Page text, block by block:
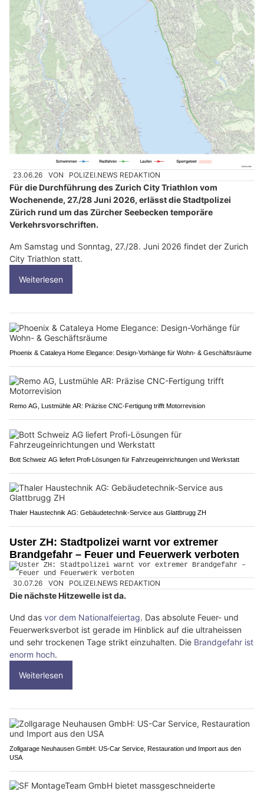
23.06.26 VON POLIZEI.NEWS REDAKTION
Für die Durchführung des Zurich City Triathlon vom
Wochenende, 27./28 Juni 2026, erlässt die Stadtpolizei
Zürich rund um das Zürcher Seebecken temporäre
Verkehrsvorschriften.
Am Samstag und Sonntag, 27./28. Juni 2026 findet der Zurich
City Triathlon statt.
Weiterlesen
Phoenix & Cataleya Home Elegance: Design-Vorhänge für Wohn- & Geschäftsräume
Remo AG, Lustmühle AR: Präzise CNC-Fertigung trifft Motorrevision
Bott Schweiz AG liefert Profi-Lösungen für Fahrzeugeinrichtungen und Werkstatt
Thaler Haustechnik AG: Gebäudetechnik-Service aus Glattbrugg ZH
Uster ZH: Stadtpolizei warnt vor extremer
Brandgefahr – Feuer und Feuerwerk verboten
30.07.26 VON POLIZEI.NEWS REDAKTION
Die nächste Hitzewelle ist da.
Und das vor dem Nationalfeiertag. Das absolute Feuer- und
Feuerwerksverbot ist gerade im Hinblick auf die ultraheissen
und sehr trockenen Tage strikt einzuhalten. Die Brandgefahr ist
enorm hoch.
Weiterlesen
Zollgarage Neuhausen GmbH: US-Car Service, Restauration und Import aus den
USA